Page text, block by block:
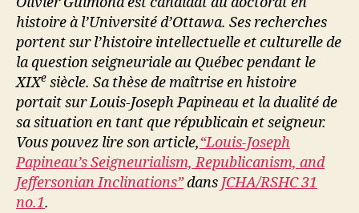
histoire à l’Université d’Ottawa. Ses recherches
portent sur l’histoire intellectuelle et culturelle de
la question seigneuriale au Québec pendant le
XIXe siècle. Sa thèse de maîtrise en histoire
portait sur Louis-Joseph Papineau et la dualité de
sa situation en tant que républicain et seigneur.
Vous pouvez lire son article,“Louis-Joseph
Papineau’s Seigneurialism, Republicanism, and
Jeffersonian Inclinations”dans JCHA/RSHC 31
no.1.